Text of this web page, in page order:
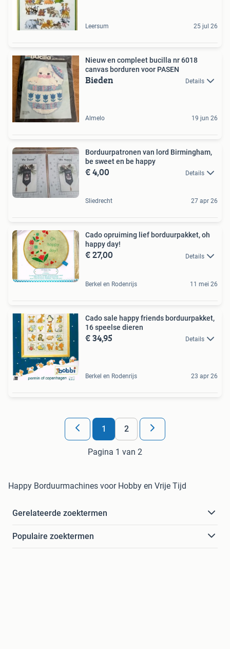
Leersum 25 jul 26
Nieuw en compleet bucilla nr 6018
canvas borduren voor PASEN
Bieden Details
Almelo 19 jun 26
Borduurpatronen van lord Birmingham,
be sweet en be happy
€ 4,00 Details
Sliedrecht 27 apr 26
Cado opruiming lief borduurpakket, oh
happy day!
€ 27,00 Details
Berkel en Rodenrijs 11 mei 26
Cado sale happy friends borduurpakket,
16 speelse dieren
€ 34,95 Details
Berkel en Rodenrijs 23 apr 26
1 2
Pagina 1 van 2
Happy Borduurmachines voor Hobby en Vrije Tijd
Gerelateerde zoektermen
Populaire zoektermen